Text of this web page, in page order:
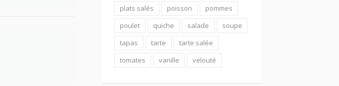
plats salés
poisson
pommes
poulet
quiche salade
soupe
tapas
tarte
tarte salée
tomates
vanille velouté